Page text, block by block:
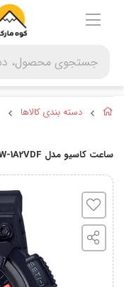
دسته بندی کالاها
ساعت کاسیو مدل CASIO AEQ-110W-1A2VDF